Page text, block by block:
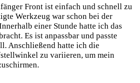
Front ist einfach und schnell zu
Werkzeug war schon bei der
einer Stunde hatte ich das
Es ist anpassbar und passte
Anschließend hatte ich die
zu variieren, um mein